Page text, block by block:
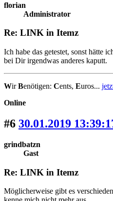
florian
Administrator
Re: LINK in Itemz
Ich habe das getestet, sonst hätte
bei Dir irgendwas anderes kaputt.
WirBenötigen: Cents, Euros...
Online
#6 30.01.2019
grindbatzn
Gast
Re: LINK in Itemz
Möglicherweise gibt es